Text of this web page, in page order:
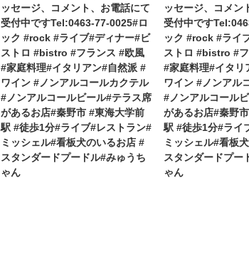
ッセージ、コメント、お電話にて
受付中ですTel:0463-77-0025#ロ
ック #rock #ライブ#ディナー#ビ
ストロ #bistro #フランス #欧風
#家庭料理#イタリアン#自然派 #
ワイン #ノンアルコールカクテル
#ノンアルコールビール#テラス席
があるお店#秦野市 #東海大学前
駅 #徒歩1分#ライブ#レストラン#
ミッシェル#看板犬のいるお店 #
スタンダードプードル#みゅうち
ゃん
ッセージ、コメン
受付中です
ック #rock #ライ
ストロ #bistro #
#家庭料理#イタリ
ワイン #ノンアル
#ノンアルコール
があるお店#秦野
駅 #徒歩1分#ライ
ミッシェル#看板
スタンダードプー
ゃん